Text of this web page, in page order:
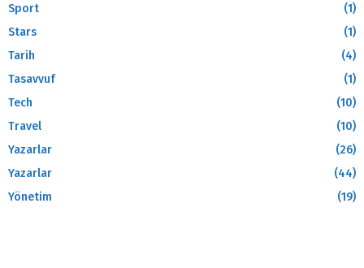
Sport
(1)
Stars
(1)
Tarih
(4)
Tasavvuf
(1)
Tech
(10)
Travel
(10)
Yazarlar
(26)
Yazarlar
(44)
Yönetim
(19)